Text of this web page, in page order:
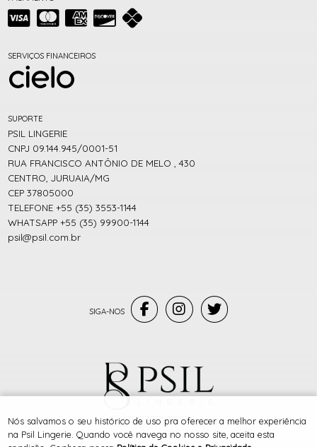
SERVIÇOS FINANCEIROS
SUPORTE
PSIL LINGERIE
CNPJ 09.144.945/0001-51
RUA FRANCISCO ANTÔNIO DE MELO , 430
CENTRO, JURUAIA/MG
CEP 37805000
TELEFONE +55 (35) 3553-1144
WHATSAPP +55 (35) 99900-1144
psil@psil.com.br
® TODOS DIREITOS RESERVADOS
Nós salvamos o seu histórico de uso pra oferecer a melhor experiência
na Psil Lingerie. Quando você navega no nosso site, aceita esta